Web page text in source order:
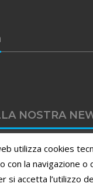
NOSTRA
alla nostra newsletter
utilizza cookies
con la navigazione o
si accetta l’utilizzo